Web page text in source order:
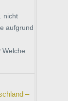
nicht
aufgrund
Welche
–